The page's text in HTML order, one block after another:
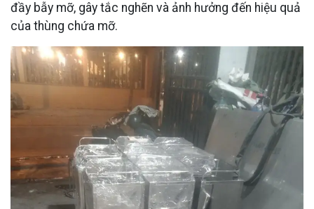
đầy bẫy mỡ, gây tắc nghẽn và ảnh hưởng đến hiệu quả
của thùng chứa mỡ.